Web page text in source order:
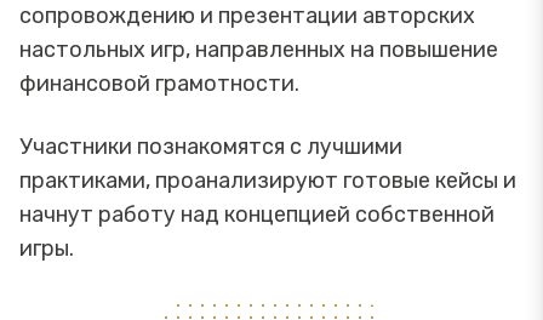
сопровождению и презентации авторских
настольных игр, направленных на повышение
финансовой грамотности.
Участники познакомятся с лучшими
практиками, проанализируют готовые кейсы и
начнут работу над концепцией собственной
игры.